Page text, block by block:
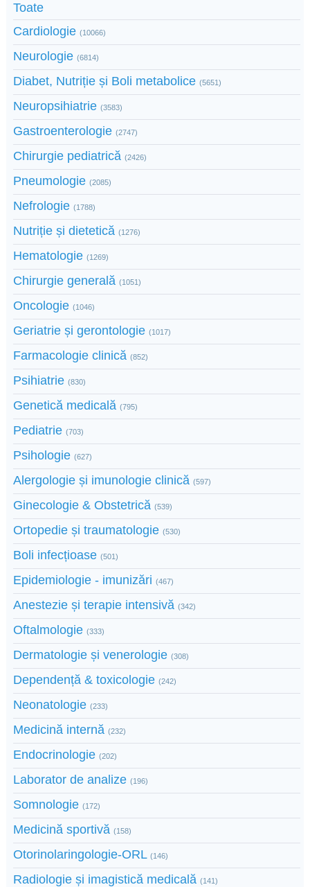
Toate
Cardiologie (10066)
Neurologie (6814)
Diabet, Nutriție și Boli metabolice (5651)
Neuropsihiatrie (3583)
Gastroenterologie (2747)
Chirurgie pediatrică (2426)
Pneumologie (2085)
Nefrologie (1788)
Nutriție și dietetică (1276)
Hematologie (1269)
Chirurgie generală (1051)
Oncologie (1046)
Geriatrie și gerontologie (1017)
Farmacologie clinică (852)
Psihiatrie (830)
Genetică medicală (795)
Pediatrie (703)
Psihologie (627)
Alergologie și imunologie clinică (597)
Ginecologie & Obstetrică (539)
Ortopedie și traumatologie (530)
Boli infecțioase (501)
Epidemiologie - imunizări (467)
Anestezie și terapie intensivă (342)
Oftalmologie (333)
Dermatologie și venerologie (308)
Dependență & toxicologie (242)
Neonatologie (233)
Medicină internă (232)
Endocrinologie (202)
Laborator de analize (196)
Somnologie (172)
Medicină sportivă (158)
Otorinolaringologie-ORL (146)
Radiologie și imagistică medicală (141)